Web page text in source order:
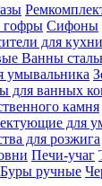
гофры Сифоны
для кухни
Ванны
умывальника
для ванных
камня
для
для розжига
Печи-учаг
Буры ручные